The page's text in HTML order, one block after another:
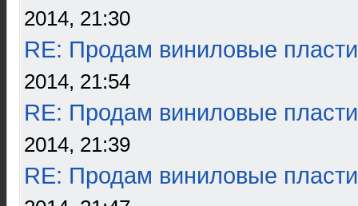
2014, 21:30
RE: Продам виниловые
2014, 21:54
RE: Продам виниловые
2014, 21:39
RE: Продам виниловые